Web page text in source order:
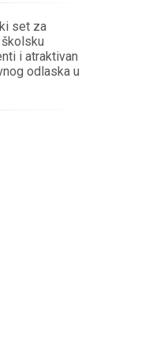
set za
i atraktivan
odlaska u